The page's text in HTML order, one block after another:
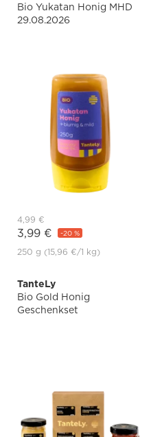
Bio Yukatan Honig MHD
29.08.2026
4,99 €
3,99 € -20 %
250 g (15,96 €/1 kg)
TanteLy
Bio Gold Honig
Geschenkset